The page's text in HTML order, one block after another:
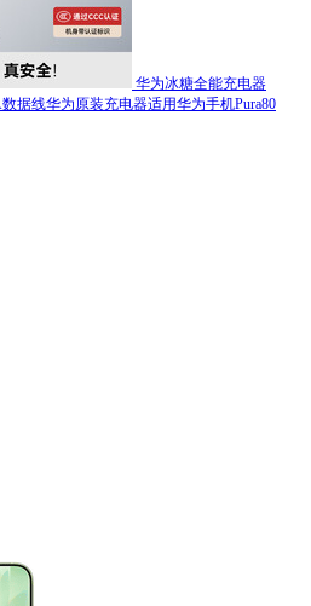
华为冰糖全能充电器
据线华为原装充电器适用华为手机Pura80